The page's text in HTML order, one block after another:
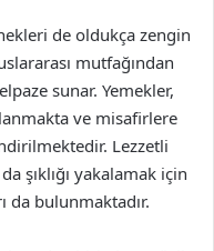
de oldukça zengin
mutfağından
sunar. Yemekler,
ve misafirlere
Lezzetli
şıklığı yakalamak için
da bulunmaktadır.